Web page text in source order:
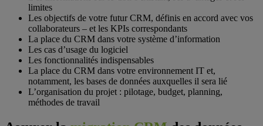
limites
Les objectifs de votre futur CRM, définis en accord avec vos
collaborateurs – et les KPIs correspondants
La place du CRM dans votre système d’information
Les cas d’usage du logiciel
Les fonctionnalités indispensables
La place du CRM dans votre environnement IT et,
notamment, les bases de données auxquelles il sera lié
L’organisation du projet : pilotage, budget, planning,
méthodes de travail